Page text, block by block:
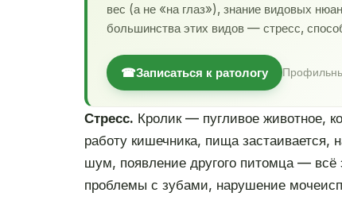
вес (а не «на глаз»), знание видовых
большинства этих видов — стресс,
☎Записаться к ратологу
Стресс. Кролик — пугливое животное,
работу кишечника, пища
шум, появление другого питомца — всё
проблемы с зубами, нарушение